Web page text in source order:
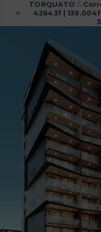
TORQUATO ∴
42643f |